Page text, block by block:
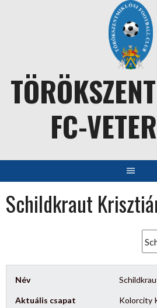
FC-
Schildkraut
Név
Aktuális csapat Kolorcity